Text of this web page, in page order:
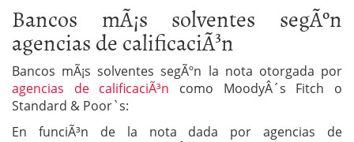
Bancos mÃ¡s solventes segÃºn
agencias de calificaciÃ³n
Bancos mÃ¡s solventes segÃºn la nota otorgada por
agencias de calificaciÃ³n como MoodyÂ´s Fitch o
Standard & Poor`s:
En funciÃ³n de la nota dada por agencias de